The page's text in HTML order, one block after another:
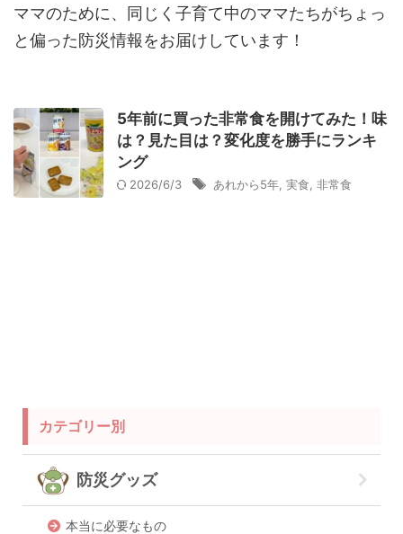
夏 外出中 外出先 小学生 幼児 座談会
暮らし方 検証 特別企画 生理
避難所 防災おでかけ 防災グッズ 防災ポーチ
防災学習 非常持出袋
ママのために、同じく子育て中のママたちがちょっ
と偏った防災情報をお届けしています！
5年前に買った非常食を開けてみた！味
は？見た目は？変化度を勝手にランキ
ング
2026/6/3 あれから5年 実食 非常食
カテゴリー別
防災グッズ
本当に必要なもの